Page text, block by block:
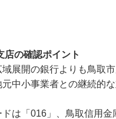
店の確認ポイント
展開の銀行よりも鳥取
中小事業者との継続的
は「016」、鳥取信用金